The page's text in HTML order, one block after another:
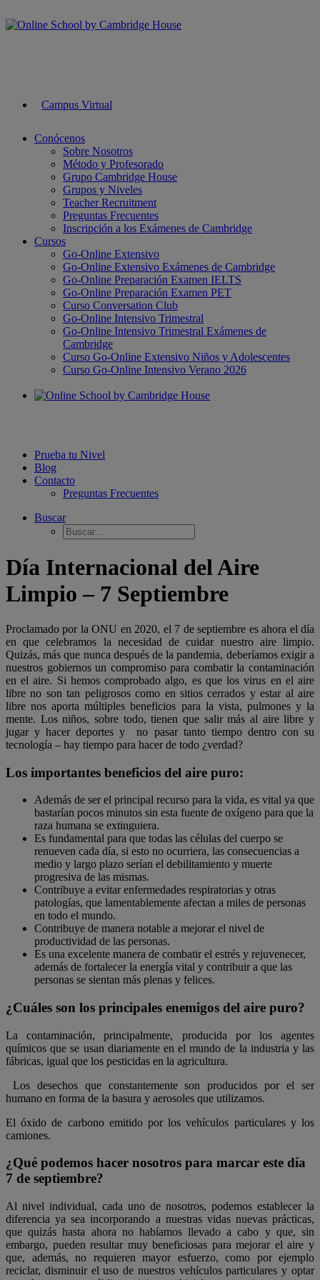
Campus Virtual
Conócenos
Sobre Nosotros
Método y Profesorado
Grupo Cambridge House
Grupos y Niveles
Teacher Recruitment
Preguntas Frecuentes
Inscripción a los Exámenes de Cambridge
Cursos
Go-Online Extensivo
Go-Online Extensivo Exámenes de Cambridge
Go-Online Preparación Examen IELTS
Go-Online Preparación Examen PET
Curso Conversation Club
Go-Online Intensivo Trimestral
Go-Online Intensivo Trimestral Exámenes de
Cambridge
Curso Go-Online Extensivo Niños y Adolescentes
Curso Go-Online Intensivo Verano 2026
Prueba tu Nivel
Blog
Contacto
Preguntas Frecuentes
Buscar
Día Internacional del Aire
Limpio – 7 Septiembre
Proclamado por la ONU en 2020, el 7 de septiembre es ahora el día
en que celebramos la necesidad de cuidar nuestro aire limpio.
Quizás, más que nunca después de la pandemia, deberíamos exigir a
nuestros gobiernos un compromiso para combatir la contaminación
en el aire. Si hemos comprobado algo, es que los virus en el aire
libre no son tan peligrosos como en sitios cerrados y estar al aire
libre nos aporta múltiples beneficios para la vista, pulmones y la
mente. Los niños, sobre todo, tienen que salir más al aire libre y
jugar y hacer deportes y no pasar tanto tiempo dentro con su
tecnología – hay tiempo para hacer de todo ¿verdad?
Los importantes beneficios del aire puro:
Además de ser el principal recurso para la vida, es vital ya que
bastarían pocos minutos sin esta fuente de oxígeno para que la
raza humana se extinguiera.
Es fundamental para que todas las células del cuerpo se
renueven cada día, si esto no ocurriera, las consecuencias a
medio y largo plazo serían el debilitamiento y muerte
progresiva de las mismas.
Contribuye a evitar enfermedades respiratorias y otras
patologías, que lamentablemente afectan a miles de personas
en todo el mundo.
Contribuye de manera notable a mejorar el nivel de
productividad de las personas.
Es una excelente manera de combatir el estrés y rejuvenecer,
además de fortalecer la energía vital y contribuir a que las
personas se sientan más plenas y felices.
¿Cuáles son los principales enemigos del aire puro?
La contaminación, principalmente, producida por los agentes
químicos que se usan diariamente en el mundo de la industria y las
fábricas, igual que los pesticidas en la agricultura.
Los desechos que constantemente son producidos por el ser
humano en forma de la basura y aerosoles que utilizamos.
El óxido de carbono emitido por los vehículos particulares y los
camiones.
¿Qué podemos hacer nosotros para marcar este día
7 de septiembre?
Al nivel individual, cada uno de nosotros, podemos establecer la
diferencia ya sea incorporando a nuestras vidas nuevas prácticas,
que quizás hasta ahora no habíamos llevado a cabo y que, sin
embargo, pueden resultar muy beneficiosas para mejorar el aire y
que, además, no requieren mayor esfuerzo, como por ejemplo
reciclar, disminuir el uso de nuestros vehículos particulares y optar